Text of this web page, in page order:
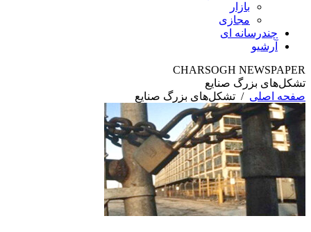
بازار
مجازی
چندرسانه ای
آرشیو
CHARSOGH NEWSPAPER
تشکل‌های بزرگ صنایع
صفحه اصلی / تشکل‌های بزرگ صنایع